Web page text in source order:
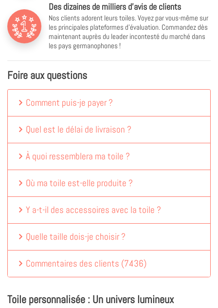
Des dizaines de milliers d'avis de clients
Nos clients adorent leurs toiles. Voyez par vous-même sur
les principales plateformes d'évaluation. Commandez dès
maintenant auprès du leader incontesté du marché dans
les pays germanophones !
Foire aux questions
Comment puis-je payer ?
Quel est le délai de livraison ?
À quoi ressemblera ma toile ?
Où ma toile est-elle produite ?
Y a-t-il des accessoires avec la toile ?
Quelle taille dois-je choisir ?
Commentaires des clients (7436)
Toile personnalisée : Un univers lumineux